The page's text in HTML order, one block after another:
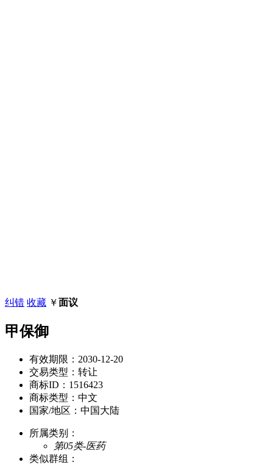
纠错 收藏 ￥面议
甲保御
有效期限： 2030-12-20
交易类型： 转让
商标ID： 1516423
商标类型： 中文
国家/地区： 中国大陆
所属类别：
第05类-医药
类似群组：